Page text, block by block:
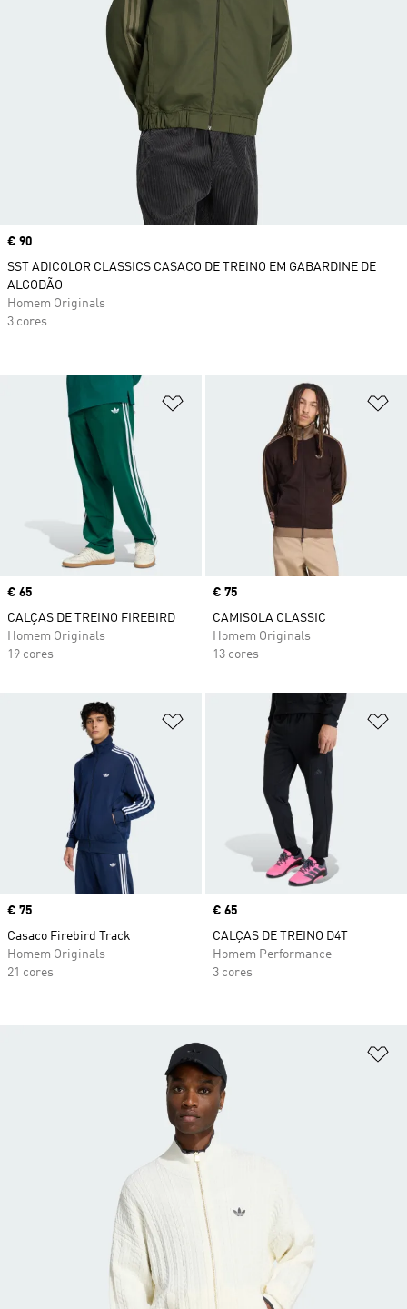
Adicionar à Lista de Desejos
Price
€ 65
CALÇAS DE TREINO FIREBIRD
Homem Originals
19 cores
Price
€ 75
CAMISOLA CLASSIC
Homem Originals
13 cores
Adicionar à Lista de Desejos
Price
€ 75
Casaco Firebird Track
Homem Originals
21 cores
Price
€ 65
CALÇAS DE TREINO D4T
Homem Performance
3 cores
Price
€ 90
SST ADICOLOR CLASSICS CASACO DE TREINO EM GABARDINE DE
ALGODÃO
Homem Originals
3 cores